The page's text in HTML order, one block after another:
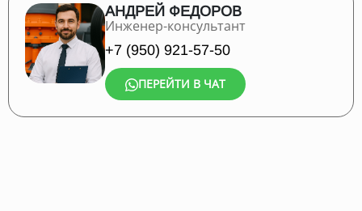
АНДРЕЙ ФЕДОРОВ
Инженер-консультант
+7 (950) 921-57-50
ПЕРЕЙТИ В ЧАТ